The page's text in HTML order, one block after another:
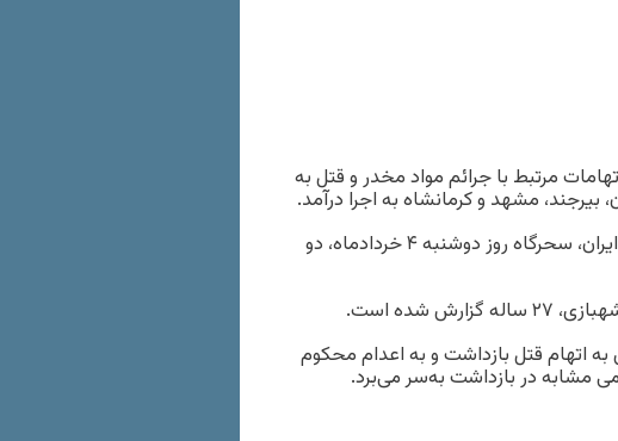
مرتبط با جرائم مواد مخدر و قتل به
مشهد و کرمانشاه به اجرا درآمد.
به گزارش خبرگزاری هرانا به نقل از سازمان حقوق بشر ایران، سحرگاه روز دوشنبه ۴ خردادماه، دو
اتهام قتل بازداشت و به اعدام محکوم
مشابه در بازداشت به‌سر می‌برد.